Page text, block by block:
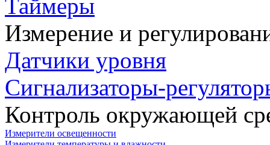
Таймеры
Измерение и
Датчики уровня
Сигнализаторы-
Контроль окружающей
Измерители освещенности